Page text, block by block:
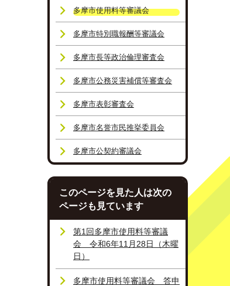
多摩市使用料等審議会
多摩市特別職報酬等審議会
多摩市長等政治倫理審査会
多摩市公務災害補償等審査会
多摩市表彰審査会
多摩市名誉市民推挙委員会
多摩市公契約審議会
このページを見た人は次の
ページも見ています
第1回多摩市使用料等審議
会 令和6年11月28日（木曜
日）
多摩市使用料等審議会 答申